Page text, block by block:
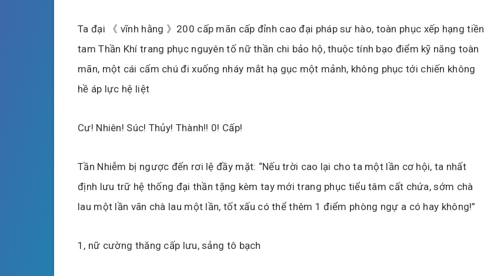
Ta đại 《 vĩnh hằng 》200 cấp mãn cấp đỉnh cao đại pháp sư hào, toàn phục xếp hạng tiền
tam Thần Khí trang phục nguyên tố nữ thần chi bảo hộ, thuộc tính bạo điểm kỹ năng toàn
mãn, một cái cấm chú đi xuống nháy mắt hạ gục một mảnh, không phục tới chiến không
hề áp lực hệ liệt
Cư! Nhiên! Súc! Thủy! Thành!! 0! Cấp!
Tần Nhiễm bị ngược đến rơi lệ đầy mặt: “Nếu trời cao lại cho ta một lần cơ hội, ta nhất
định lưu trữ hệ thống đại thần tặng kèm tay mới trang phục tiểu tâm cất chứa, sớm chà
lau một lần vãn chà lau một lần, tốt xấu có thể thêm 1 điểm phòng ngự a có hay không!”
1, nữ cường thăng cấp lưu, sảng tô bạch